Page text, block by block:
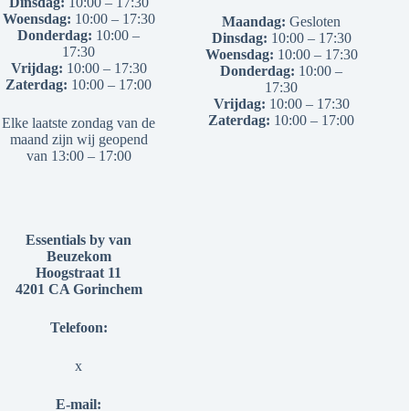
Woensdag: 10:00 – 17:30
Donderdag: 10:00 –
17:30
Vrijdag: 10:00 – 17:30
Zaterdag: 10:00 – 17:00
Elke laatste zondag van de
maand zijn wij geopend
van 13:00 – 17:00
Maandag: Gesloten
Dinsdag: 10:00 – 17:30
Woensdag: 10:00 – 17:30
Donderdag: 10:00 –
17:30
Vrijdag: 10:00 – 17:30
Zaterdag: 10:00 – 17:00
Essentials by van
Beuzekom
Hoogstraat 11
4201 CA Gorinchem
Telefoon:
x
E-mail: